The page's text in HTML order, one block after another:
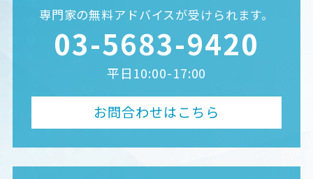
専門家の無料アドバイスが受けられます。
03-5683-9420
平日10:00-17:00
お問合わせはこちら